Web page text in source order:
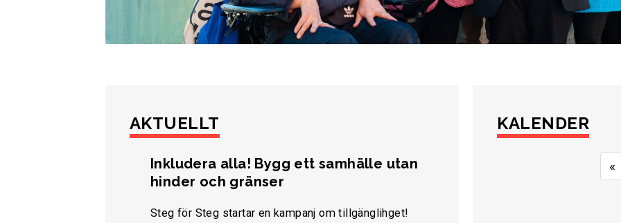
AKTUELLT
Inkludera alla! Bygg ett samhälle utan
hinder och gränser
Steg för Steg startar en kampanj om tillgänglihget!
KALENDER
«